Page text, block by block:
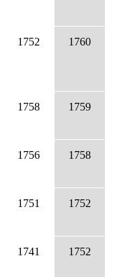
1752 1760
1758 1759
1756 1758
1751 1752
1741 1752